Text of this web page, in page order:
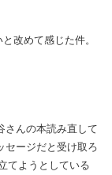
改めて感じた件。
さんの本読み直して
セージだと受け取ろ
てようとしている